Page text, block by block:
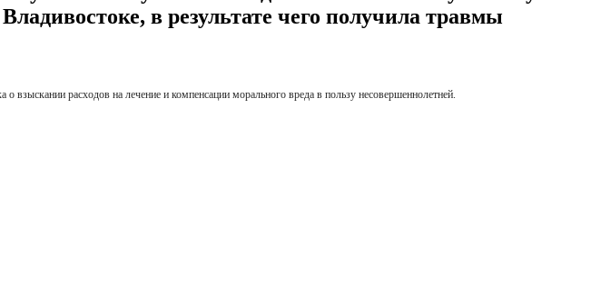
в результате чего получила травмы
расходов на лечение и компенсации морального вреда в пользу несовершеннолетней.